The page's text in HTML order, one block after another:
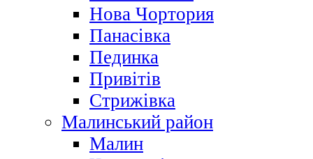
Нова Чортория
Панасівка
Пединка
Привітів
Стрижівка
Малинський район
Малин